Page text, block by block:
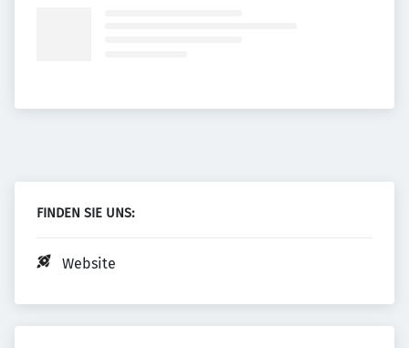
FINDEN SIE UNS:
Website